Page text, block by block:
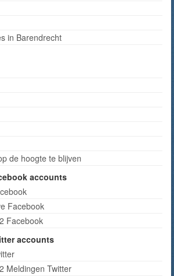
in Barendrecht
de hoogte te blijven
accounts
Facebook
Facebook
accounts
Meldingen Twitter